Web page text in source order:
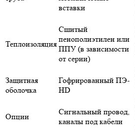
вставки
Теплоизоляция
Сшитый
пенополиэтилен или
ППУ (в зависимости
от серии)
Защитная
оболочка
Гофрированный ПЭ-
HD
Опции
Сигнальный провод,
каналы под кабели